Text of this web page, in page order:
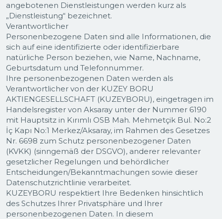
angebotenen Dienstleistungen werden kurz als
„Dienstleistung“ bezeichnet.
Verantwortlicher
Personenbezogene Daten sind alle Informationen, die
sich auf eine identifizierte oder identifizierbare
natürliche Person beziehen, wie Name, Nachname,
Geburtsdatum und Telefonnummer.
Ihre personenbezogenen Daten werden als
Verantwortlicher von der KUZEY BORU
AKTIENGESELLSCHAFT (KUZEYBORU), eingetragen im
Handelsregister von Aksaray unter der Nummer 6190
mit Hauptsitz in Kırımlı OSB Mah. Mehmetçik Bul. No:2
İç Kapı No:1 Merkez/Aksaray, im Rahmen des Gesetzes
Nr. 6698 zum Schutz personenbezogener Daten
(KVKK) (sinngemäß der DSGVO), anderer relevanter
gesetzlicher Regelungen und behördlicher
Entscheidungen/Bekanntmachungen sowie dieser
Datenschutzrichtlinie verarbeitet.
KUZEYBORU respektiert Ihre Bedenken hinsichtlich
des Schutzes Ihrer Privatsphäre und Ihrer
personenbezogenen Daten. In diesem